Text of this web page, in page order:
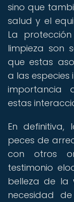
sino que
salud y el
La
limpieza son
que estas
a las especies
importancia
estas
En definitiva,
peces de
con otros
testimonio
belleza de la
necesidad